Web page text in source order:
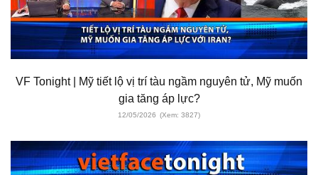
VF Tonight | Mỹ tiết lộ vị trí tàu ngầm nguyên tử, Mỹ muốn
gia tăng áp lực?
12/05/2026 (Xem: 3827)